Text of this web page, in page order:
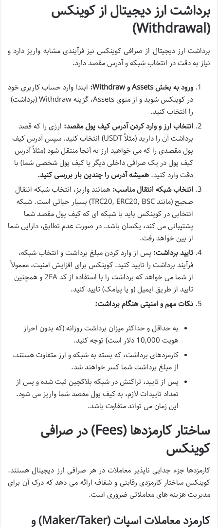
برداشت ارز دیجیتال از کوینکس
(Withdrawal)
برداشت ارز دیجیتال از صرافی کوینکس نیز فرآیندی مشابه واریز دارد و
نیاز به دقت در انتخاب شبکه و آدرس مقصد دارد.
ورود به بخش Assets و Withdraw:
ابتدا وارد حساب کاربری خود
در کوینکس شوید و از منوی Assets، گزینه Withdraw (برداشت)
را انتخاب کنید.
انتخاب ارز و وارد کردن آدرس کیف پول مقصد: ارزی را که قصد
برداشت آن را دارید (مثلاً USDT) انتخاب کنید. سپس آدرس کیف
پول مقصدی را که می خواهید ارز به آنجا منتقل شود (مثلاً آدرس
کیف پول در یک صرافی داخلی دیگر یا کیف پول شخصی شما) با
دقت وارد کنید. همیشه آدرس را چندین بار بررسی کنید.
انتخاب شبکه انتقال مناسب: همانند واریز، انتخاب شبکه انتقال
صحیح (مانند TRC20, ERC20, BSC) بسیار حیاتی است. شبکه
انتخابی در کوینکس باید با شبکه ای که کیف پول مقصد شما
پشتیبانی می کند، یکسان باشد. در صورت عدم تطابق، دارایی شما
از بین خواهد رفت.
تایید برداشت: پس از وارد کردن مبلغ برداشت و انتخاب شبکه،
فرآیند برداشت را تایید کنید. کوینکس برای افزایش امنیت، معمولاً
از شما می خواهد که برداشت را با استفاده از کد 2FA و همچنین
تایید از طریق ایمیل (و یا پیامک) تایید کنید.
نکات مهم و امنیتی هنگام برداشت:
به حداقل و حداکثر میزان برداشت روزانه (که بدون احراز
هویت 10,000 دلار است) توجه کنید.
کارمزدهای برداشت، که بسته به شبکه و ارز متفاوت هستند،
از مبلغ برداشت شما کسر خواهند شد.
پس از تایید، تراکنش در شبکه بلاکچین ثبت شده و پس از
تعداد تاییدات لازم، به کیف پول مقصد شما واریز می شود.
این زمان می تواند متفاوت باشد.
ساختار کارمزدها (Fees) در صرافی
کوینکس
کارمزدها جزء جدایی ناپذیر معاملات در هر صرافی ارز دیجیتال هستند.
کوینکس ساختار کارمزدی رقابتی و شفاف ارائه می دهد که درک آن برای
مدیریت هزینه های معاملاتی ضروری است.
کارمزد معاملات اسپات (Maker/Taker) و